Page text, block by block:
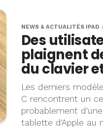
NEWS & ACTUALITÉS IPAD
Des
plaignent
du clavier
Les derniers
C rencontrent un
probablement
tablette d'Apple au